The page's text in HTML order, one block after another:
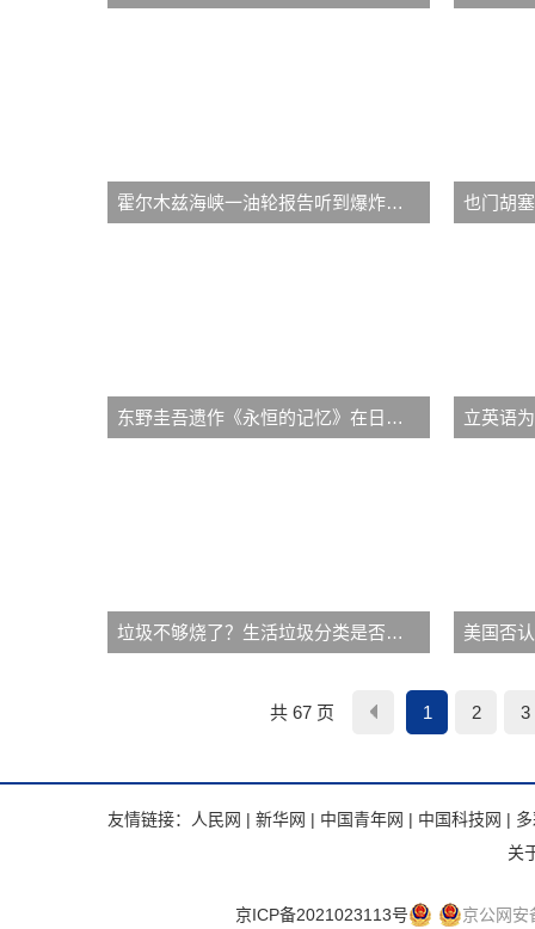
霍尔木兹海峡一油轮报告听到爆炸声 目前船只船员均安全
东野圭吾遗作《永恒的记忆》在日本发售
垃圾不够烧了？生活垃圾分类是否还需要？
共 67 页 1 2 3
友情链接： 人民网 | 新华网 | 中国青年网 | 中国科技网 |
关
京ICP备2021023113号
京公网